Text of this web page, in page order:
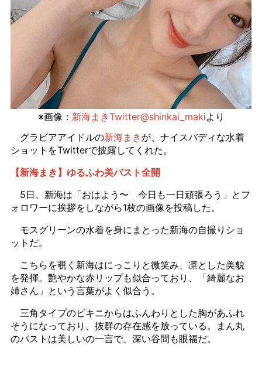
※画像： 新海まきTwitter@shinkai_makiより
グラビアアイドルの新海まき が、ナイスバディな水着
ショットをTwitterで披露してくれた。
【新海まき】ゆるふわ美バスト全開
5日、新海は「おはよう〜 今日も一日頑張ろう」とフ
ォロワーに挨拶をしながら1枚の画像を投稿した。
モスグリーンの水着を身にまとった新海の自撮りショ
ットだ。
こちらを覗く新海はにっこりと微笑み、凛とした美貌
を発揮。艶やかな赤リップも似合っており、「綺麗なお
姉さん」という言葉がよく似合う。
三角タイプのビキニからはふんわりとした胸があふれ
そうになっており、抜群の存在感を放っている。まん丸
のバストは美しいの一言で、深い谷間も眼福だ。